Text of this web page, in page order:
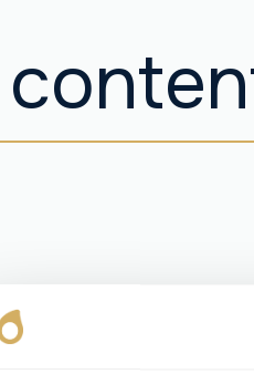
leak from the cooling system
of glycol can cause sludge
a chemical test that